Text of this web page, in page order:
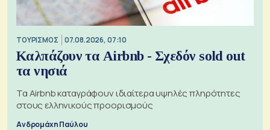
ΤΟΥΡΙΣΜΟΣ 07.08.2026, 07:10
Καλπάζουν τα Airbnb - Σχεδόν sold out
τα νησιά
Τα Airbnb καταγράφουν ιδιαίτερα υψηλές πληρότητες
στους ελληνικούς προορισμούς
Ανδρομάχη Παύλου